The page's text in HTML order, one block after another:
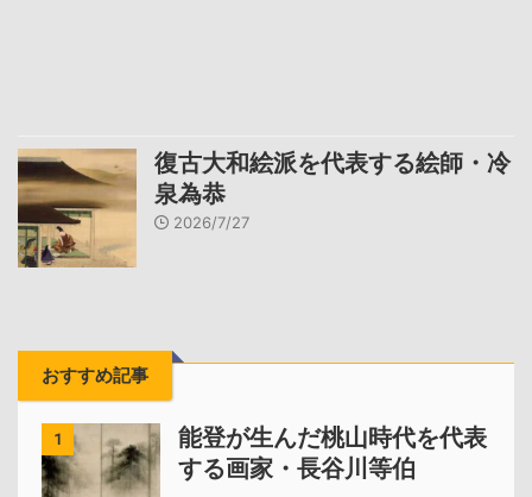
復古大和絵派を代表する絵師・冷
泉為恭
2026/7/27
おすすめ記事
1
能登が生んだ桃山時代を代表
する画家・長谷川等伯